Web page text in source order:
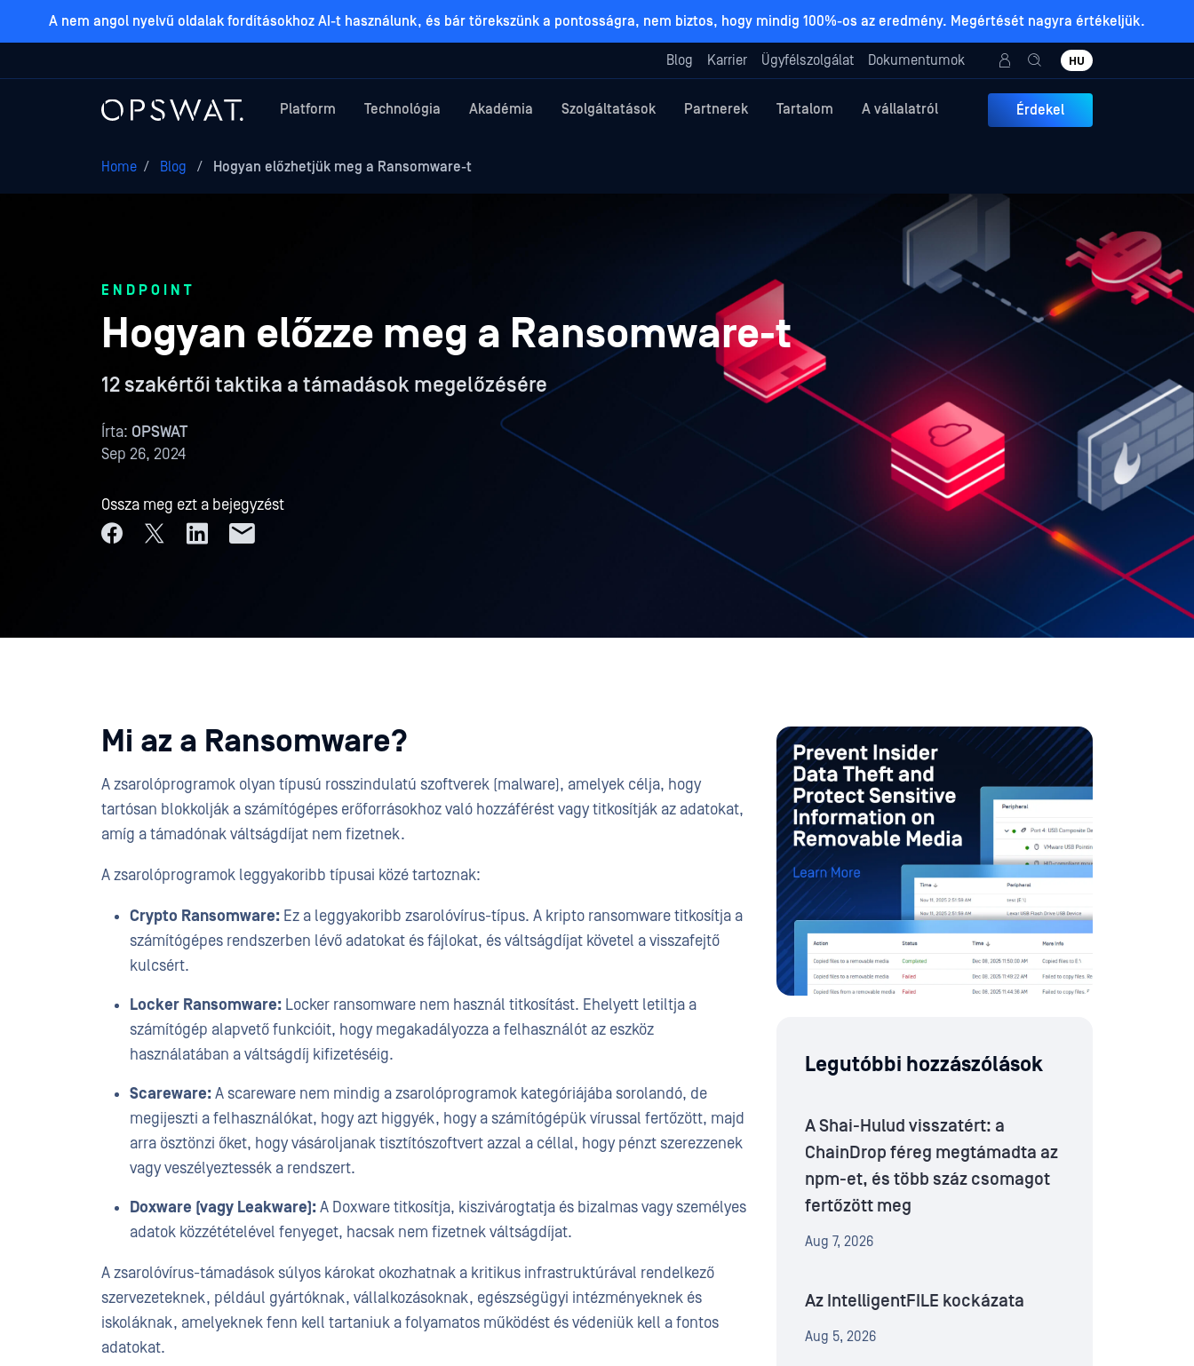
A nem angol nyelvű oldalak fordításokhoz AI-t használunk, és bár törekszünk a pontosságra, nem biztos, hogy mindig 100%-os az eredmény. Megértését nagyra értékeljük.
Blog Karrier Ügyfélszolgálat Dokumentumok HU
Platform Technológia Akadémia Szolgáltatások Partnerek Tartalom A vállalatról Érdekel
Home / Blog / Hogyan előzhetjük meg a Ransomware-t
ENDPOINT
Hogyan előzze meg a Ransomware-t
12 szakértői taktika a támadások megelőzésére
Írta: OPSWAT
Sep 26, 2024
Ossza meg ezt a bejegyzést
Mi az a Ransomware?
A zsarolóprogramok olyan típusú rosszindulatú szoftverek (malware), amelyek célja, hogy
tartósan blokkolják a számítógépes erőforrásokhoz való hozzáférést vagy titkosítják az adatokat,
amíg a támadónak váltságdíjat nem fizetnek.
A zsarolóprogramok leggyakoribb típusai közé tartoznak:
Crypto Ransomware: Ez a leggyakoribb zsarolóvírus-típus. A kripto ransomware titkosítja a
számítógépes rendszerben lévő adatokat és fájlokat, és váltságdíjat követel a visszafejtő
kulcsért.
Locker Ransomware: Locker ransomware nem használ titkosítást. Ehelyett letiltja a
számítógép alapvető funkcióit, hogy megakadályozza a felhasználót az eszköz
használatában a váltságdíj kifizetéséig.
Scareware:A scareware nem mindig a zsarolóprogramok kategóriájába sorolandó, de
megijeszti a felhasználókat, hogy azt higgyék, hogy a számítógépük vírussal fertőzött, majd
arra ösztönzi őket, hogy vásároljanak tisztítószoftvert azzal a céllal, hogy pénzt szerezzenek
vagy veszélyeztessék a rendszert.
Doxware (vagy Leakware):A Doxware titkosítja, kiszivárogtatja és bizalmas vagy személyes
adatok közzétételével fenyeget, hacsak nem fizetnek váltságdíjat.
A zsarolóvírus-támadások súlyos károkat okozhatnak a kritikus infrastruktúrával rendelkező
szervezeteknek, például gyártóknak, vállalkozásoknak, egészségügyi intézményeknek és
iskoláknak, amelyeknek fenn kell tartaniuk a folyamatos működést és védeniük kell a fontos
adatokat.
Legutóbbi hozzászólások
A Shai-Hulud visszatért: a
ChainDrop féreg megtámadta az
npm-et, és több száz csomagot
fertőzött meg
Aug 7, 2026
Az IntelligentFILE kockázata
Aug 5, 2026